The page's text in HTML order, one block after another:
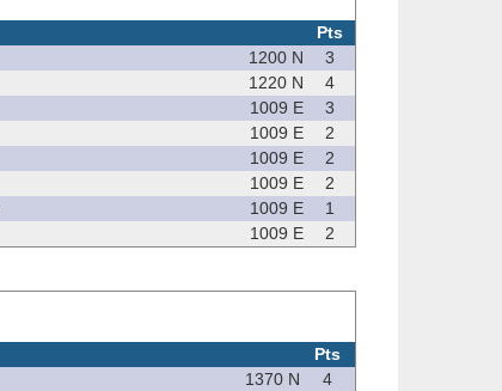
Pts
1200 N
3
1220 N
4
1009 E
3
1009 E
2
1009 E
2
1009 E
2
1009 E
1
1009 E 2
Pts
1370 N
4